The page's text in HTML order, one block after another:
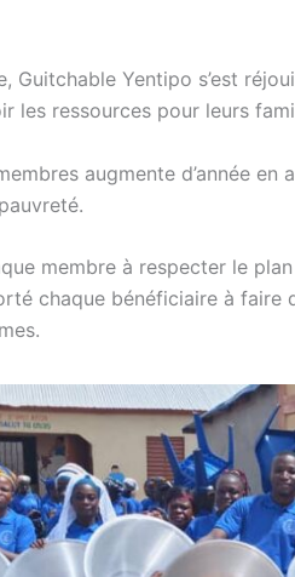
Guitchable Yentipo s’est
les ressources pour leurs
augmente d’année
membre à respecter le
chaque bénéficiaire à